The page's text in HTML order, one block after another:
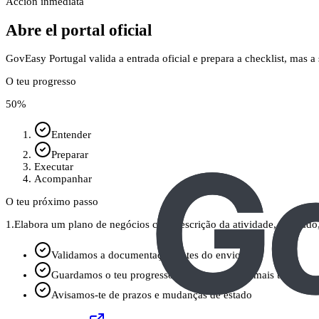
Abre el portal oficial
GovEasy Portugal valida a entrada oficial e prepara a checklist, mas
O teu progresso
50%
Entender
Preparar
Executar
Acompanhar
O teu próximo passo
1.Elabora um plano de negócios com descrição da atividade,
Validamos a documentação antes do envio
Guardamos o teu progresso: podes continuar mais tarde
Avisamos-te de prazos e mudanças de estado